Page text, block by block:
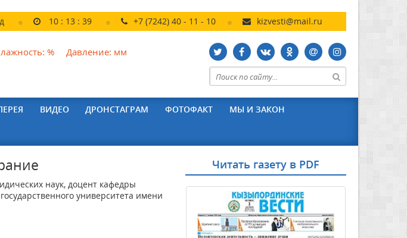
10 : 13 : 40 +7 (7242) 40 - 11 - 10 kizvesti@mail.ru
% Давление: мм
ВИДЕО ДРОНСТАГРАМ ФОТОФАКТ МЫ И ЗАКОН
наук, доцент кафедры
университета имени
Читать газету в PDF